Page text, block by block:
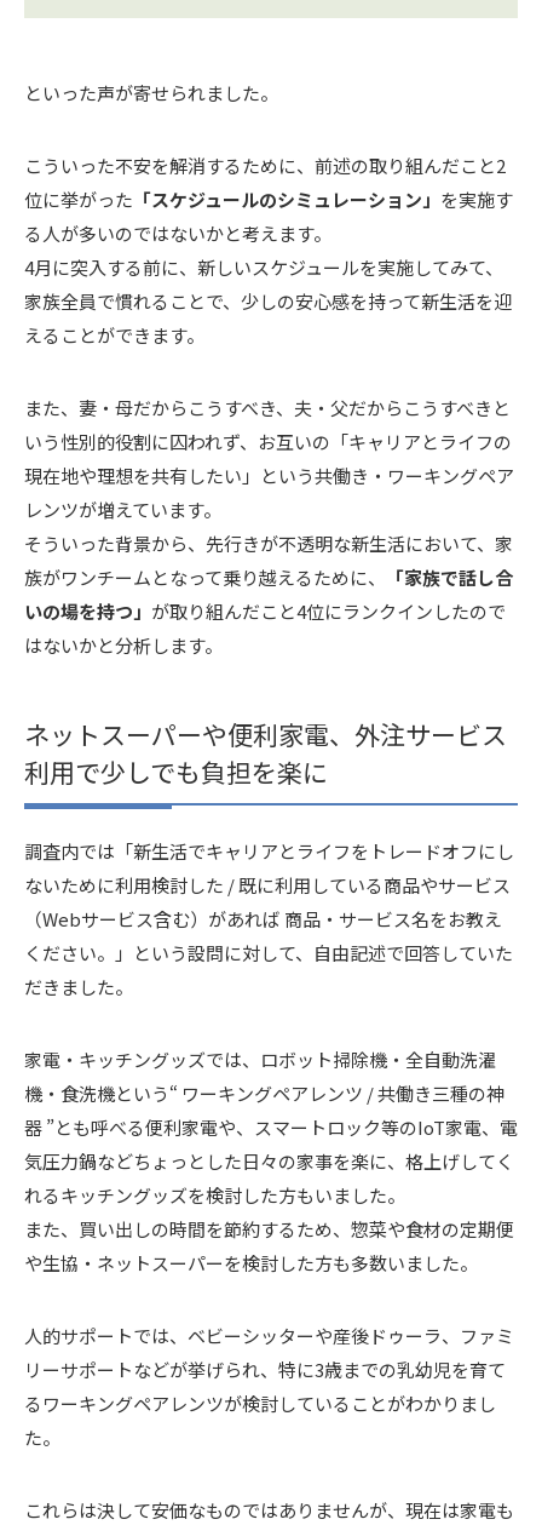
といった声が寄せられました。
こういった不安を解消するために、前述の取り組んだこと2
位に挙がった 「スケジュールのシミュレーション」 を実施す
る人が多いのではないかと考えます。
4月に突入する前に、新しいスケジュールを実施してみて、
家族全員で慣れることで、少しの安心感を持って新生活を迎
えることができます。
また、妻・母だからこうすべき、夫・父だからこうすべきと
いう性別的役割に囚われず、お互いの「キャリアとライフの
現在地や理想を共有したい」という共働き・ワーキングペア
レンツが増えています。
そういった背景から、先行きが不透明な新生活において、家
族がワンチームとなって乗り越えるために、
「家族で話し合
いの場を持つ」 が取り組んだこと4位にランクインしたので
はないかと分析します。
ネットスーパーや便利家電、外注サービス
利用で少しでも負担を楽に
調査内では「新生活でキャリアとライフをトレードオフにし
ないために利用検討した / 既に利用している商品やサービス
（Webサービス含む）があれば 商品・サービス名をお教え
ください。」という設問に対して、自由記述で回答していた
だきました。
家電・キッチングッズでは、ロボット掃除機・全自動洗濯
機・食洗機という“ ワーキングペアレンツ / 共働き三種の神
器 ”とも呼べる便利家電や、スマートロック等のIoT家電、電
気圧力鍋などちょっとした日々の家事を楽に、格上げしてく
れるキッチングッズを検討した方もいました。
また、買い出しの時間を節約するため、惣菜や食材の定期便
や生協・ネットスーパーを検討した方も多数いました。
人的サポートでは、ベビーシッターや産後ドゥーラ、ファミ
リーサポートなどが挙げられ、特に3歳までの乳幼児を育て
るワーキングペアレンツが検討していることがわかりまし
た。
これらは決して安価なものではありませんが、現在は家電も